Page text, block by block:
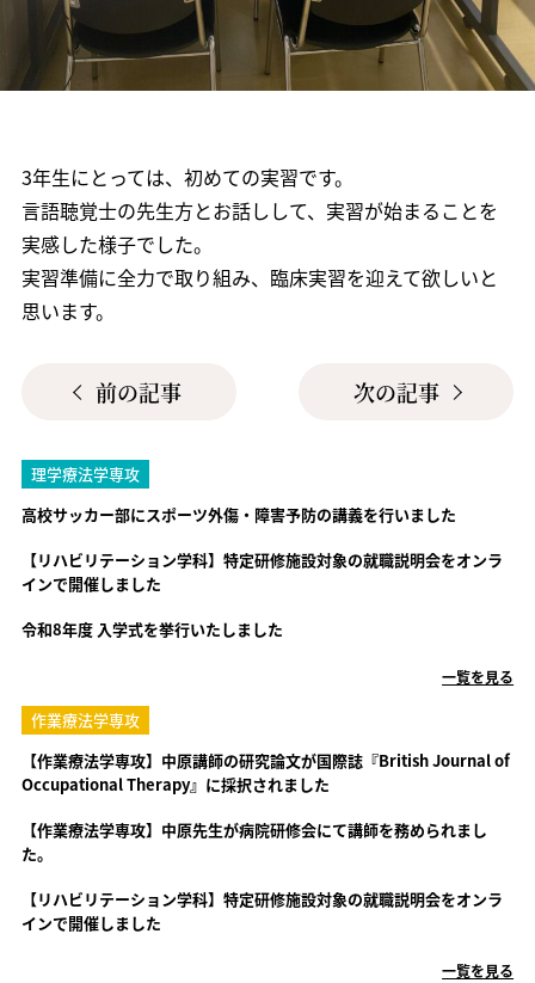
3年生にとっては、初めての実習です。
言語聴覚士の先生方とお話しして、実習が始まることを
実感した様子でした。
実習準備に全力で取り組み、臨床実習を迎えて欲しいと
思います。
前の記事 次の記事
理学療法学専攻
高校サッカー部にスポーツ外傷・障害予防の講義を行いました
【リハビリテーション学科】特定研修施設対象の就職説明会をオンラ
インで開催しました
令和8年度 入学式を挙行いたしました
一覧を見る
作業療法学専攻
【作業療法学専攻】中原講師の研究論文が国際誌『British Journal of
Occupational Therapy』に採択されました
【作業療法学専攻】中原先生が病院研修会にて講師を務められまし
た。
【リハビリテーション学科】特定研修施設対象の就職説明会をオンラ
インで開催しました
一覧を見る